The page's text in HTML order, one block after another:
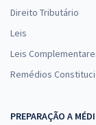
Direito Tributário
Leis
Leis
Remédios
PREPARAÇÃO A